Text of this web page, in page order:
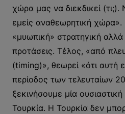
χώρα μας να διεκδικεί (τι;).
εμείς αναθεωρητική χώρα».
«μυωπική» στρατηγική αλλά
προτάσεις. Τέλος, «από
(timing)», θεωρεί «ότι αυτή
περίοδος των τελευταίων
ξεκινήσουμε μία
Τουρκία. Η Τουρκία δεν